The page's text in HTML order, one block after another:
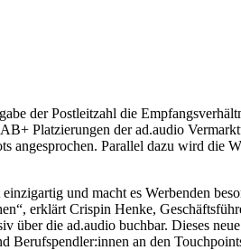
der Postleitzahl die
Platzierungen der ad.audio
Parallel dazu wird die
und macht es Werbenden
erklärt Crispin Henke,
die ad.audio buchbar. Dieses
Berufspendler:innen an den